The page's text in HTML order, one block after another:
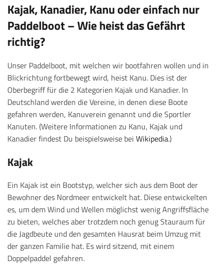
Kajak, Kanadier, Kanu oder einfach nur
Paddelboot – Wie heist das Gefährt
richtig?
Unser Paddelboot, mit welchen wir bootfahren wollen und in
Blickrichtung fortbewegt wird, heist Kanu. Dies ist der
Oberbegriff für die 2 Kategorien Kajak und Kanadier. In
Deutschland werden die Vereine, in denen diese Boote
gefahren werden, Kanuverein genannt und die Sportler
Kanuten. (Weitere Informationen zu Kanu, Kajak und
Kanadier findest Du beispielsweise bei Wikipedia.)
Kajak
Ein Kajak ist ein Bootstyp, welcher sich aus dem Boot der
Bewohner des Nordmeer entwickelt hat. Diese entwickelten
es, um dem Wind und Wellen möglichst wenig Angriffsfläche
zu bieten, welches aber trotzdem noch genug Stauraum für
die Jagdbeute und den gesamten Hausrat beim Umzug mit
der ganzen Familie hat. Es wird sitzend, mit einem
Doppelpaddel gefahren.